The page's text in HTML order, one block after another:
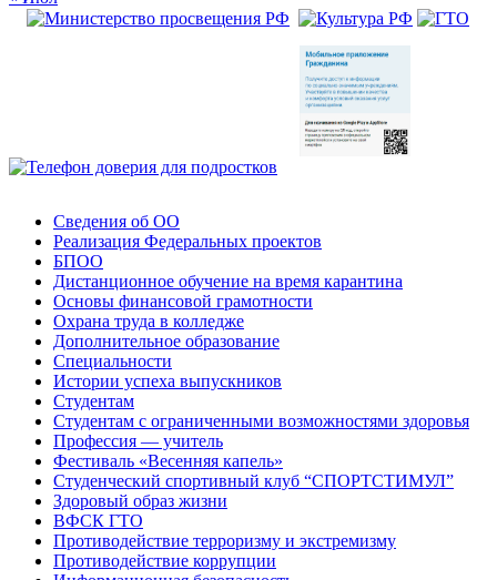
Сведения об ОО
Реализация Федеральных проектов
БПОО
Дистанционное обучение на время карантина
Основы финансовой грамотности
Охрана труда в колледже
Дополнительное образование
Специальности
Истории успеха выпускников
Студентам
Студентам с ограниченными возможностями здоровья
Профессия — учитель
Фестиваль «Весенняя капель»
Студенческий спортивный клуб “СПОРТСТИМУЛ”
Здоровый образ жизни
ВФСК ГТО
Противодействие терроризму и экстремизму
Противодействие коррупции